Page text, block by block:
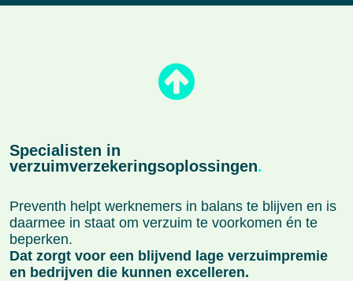
Specialisten in
verzuimverzekeringsoplossingen.
Preventh helpt werknemers in balans te blijven en is
daarmee in staat om verzuim te voorkomen én te
beperken.
Dat zorgt voor een blijvend lage verzuimpremie
en bedrijven die kunnen excelleren.